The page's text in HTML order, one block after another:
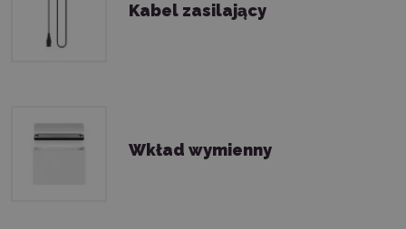
Kabel zasilający
Wkład wymienny